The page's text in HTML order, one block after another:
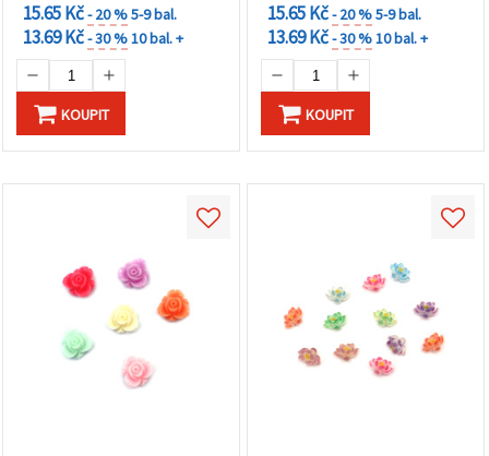
15.65 Kč- 20 %5-9 bal.
13.69 Kč- 30 %10 bal. +
KOUPIT
15.65 Kč- 20 %5-9 bal.
13.69 Kč- 30 %10 bal. +
KOUPIT